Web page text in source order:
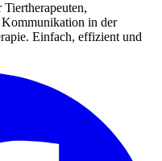
in der
Einfach, effizient und